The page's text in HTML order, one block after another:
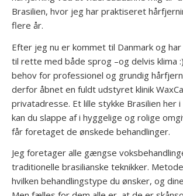
Brasilien, hvor jeg har praktiseret
flere år.
Efter jeg nu er kommet til Danmark og
til rette med både sprog –og delvis klima
behov for professionel og grundig
derfor åbnet en fuldt udstyret klinik
privatadresse. Et lille stykke Brasilien her i
kan du slappe af i hyggelige og rolige
får foretaget de ønskede behandlinger.
Jeg foretager alle gængse
traditionelle brasilianske teknikker.
hvilken behandlingstype du ønsker, og